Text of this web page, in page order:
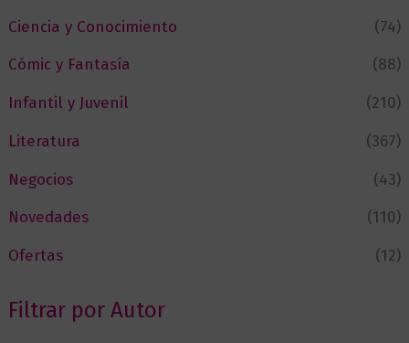
Ciencia y Conocimiento
(74)
Cómic y Fantasía
(88)
Infantil y Juvenil
(210)
Literatura
(367)
Negocios
(43)
Novedades
(110)
Ofertas
(12)
Filtrar por Autor